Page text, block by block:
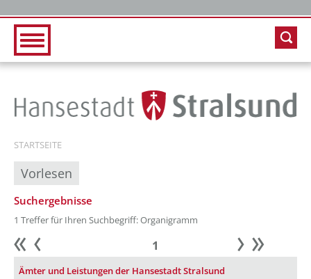
STARTSEITE
Vorlesen
Suchergebnisse
1 Treffer für Ihren Suchbegriff: Organigramm
Anfang 1 weiter
Ämter und Leistungen der Hansestadt Stralsund